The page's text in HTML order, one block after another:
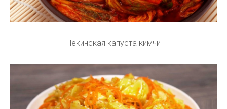
Пекинская капуста кимчи